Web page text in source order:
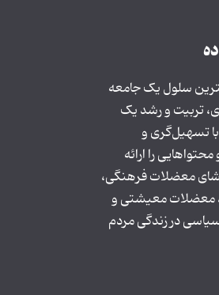
سلول یک جامعه
تربیت و رشد یک
تسهیل‌گری و
را ارائه
معضلات فرهنگی،
معضلات معیشتی و
در زندگی مردم